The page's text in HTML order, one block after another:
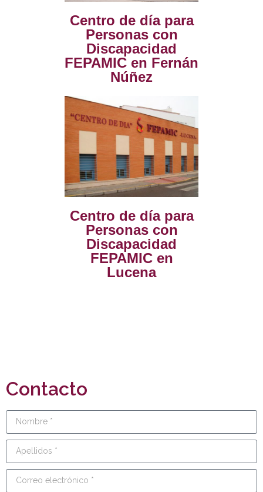
Centro de día para
Personas con
Discapacidad
FEPAMIC en Fernán
Núñez
Centro de día para
Personas con
Discapacidad
FEPAMIC en
Lucena
Contacto